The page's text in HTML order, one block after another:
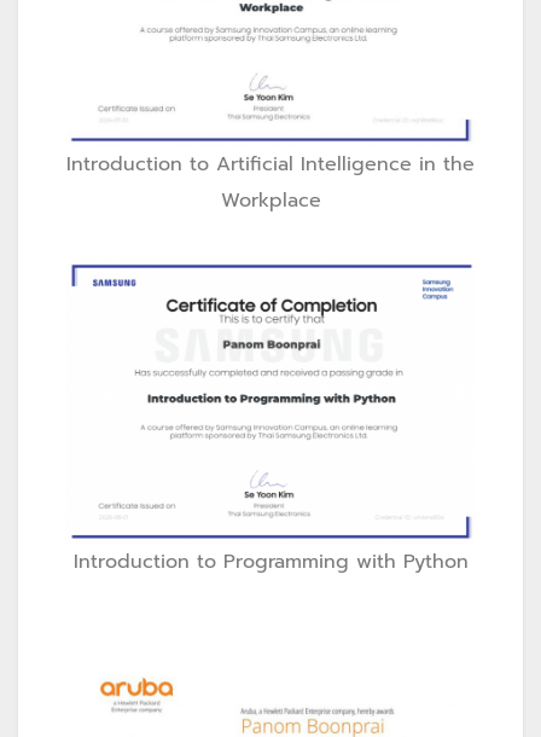
Introduction to Artificial Intelligence in the
Workplace
Introduction to Programming with Python